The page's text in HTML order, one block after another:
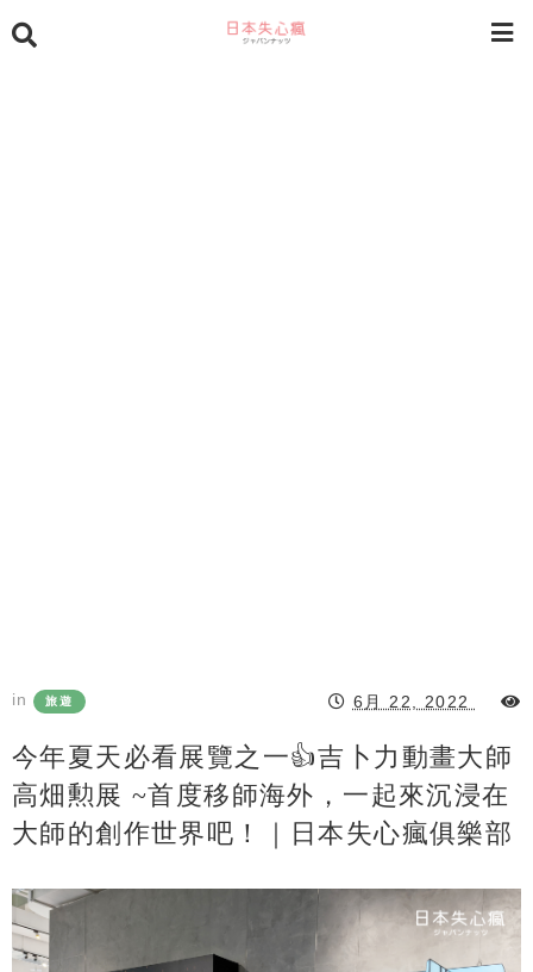
in 旅遊 6月 22, 2022
今年夏天必看展覽之一👍吉卜力動畫大師
高畑勲展 ~首度移師海外，一起來沉浸在
大師的創作世界吧！｜日本失心瘋俱樂部